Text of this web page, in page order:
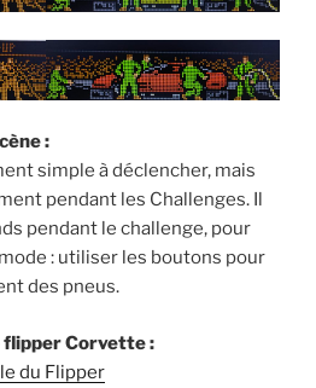
:
simple à déclencher, mais
pendant les Challenges. Il
pendant le challenge, pour
: utiliser les boutons pour
des pneus.
flipper Corvette :
du Flipper